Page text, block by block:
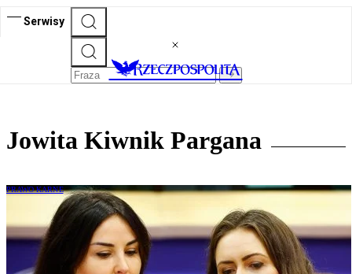
Serwisy
Jowita Kiwnik Pargana
PRAWO KARNE
"Zmienić prawo aborcyjne". Sprawa
Izabeli z Pszczyny w Parlamencie
Europejskim